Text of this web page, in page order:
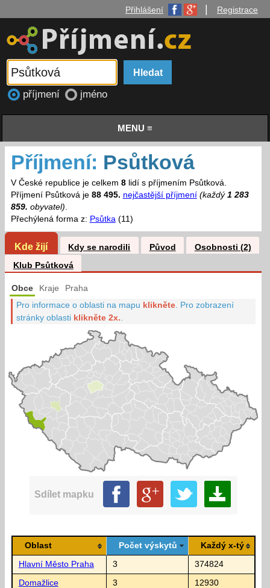
Přihlášení Registrace
příjmení jméno
MENU ≡
Příjmení: Psůtková
V České republice je celkem 8lidí s příjmením Psůtková.
Příjmení Psůtková je 88 495. nejčastější příjmení (každý 1 283
859. obyvatel).
Přechýlená forma z: Psůtka(11)
Kde žijí Kdy se narodili Původ
Osobnosti (2)
Klub Psůtková
Obce Kraje Praha
Pro informace o oblasti na mapu klikněte Pro zobrazení
stránky oblasti klikněte 2x.
Sdílet mapku
Oblast Počet výskytů Každý x-tý
Hlavní Město Praha 3 374824
Domažlice 3 12930